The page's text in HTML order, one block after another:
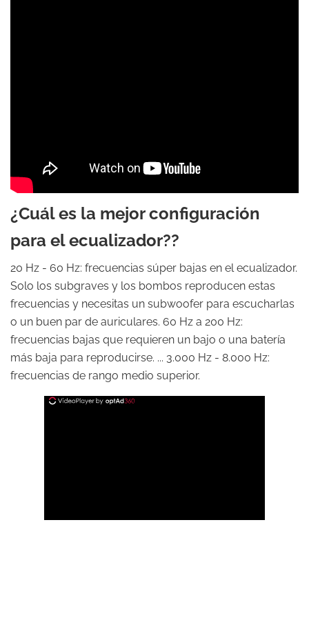
¿Cuál es la mejor configuración
para el ecualizador??
20 Hz - 60 Hz: frecuencias súper bajas en el ecualizador.
Solo los subgraves y los bombos reproducen estas
frecuencias y necesitas un subwoofer para escucharlas
o un buen par de auriculares. 60 Hz a 200 Hz:
frecuencias bajas que requieren un bajo o una batería
más baja para reproducirse. ... 3.000 Hz - 8.000 Hz:
frecuencias de rango medio superior.